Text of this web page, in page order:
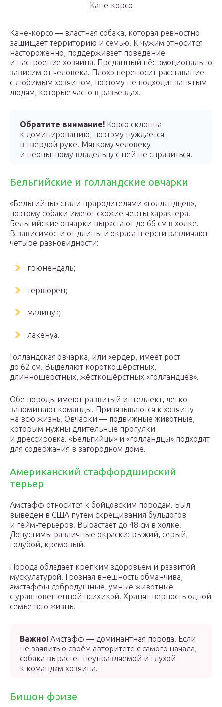
Кане-корсо
Кане-корсо — властная собака, которая ревностно
защищает территорию и семью. К чужим относится
настороженно, поддерживает поведение
и настроение хозяина. Преданный пёс эмоционально
зависим от человека. Плохо переносит расставание
с любимым хозяином, поэтому не подходит занятым
людям, которые часто в разъездах.
Обратите внимание! Корсо склонна
к доминированию, поэтому нуждается
в твёрдой руке. Мягкому человеку
и неопытному владельцу с ней не справиться.
Бельгийские и голландские овчарки
«Бельгийцы» стали прародителями «голландцев»,
поэтому собаки имеют схожие черты характера.
Бельгийские овчарки вырастают до 66 см в холке.
В зависимости от длины и окраса шерсти различают
четыре разновидности:
грюнендаль;
тервюрен;
малинуа;
лакенуа.
Голландская овчарка, или хердер, имеет рост
до 62 см. Выделяют короткошёрстных,
длинношёрстных, жёсткошёрстных «голландцев».
Обе породы имеют развитый интеллект, легко
запоминают команды. Привязываются к хозяину
на всю жизнь. Овчарки — подвижные животные,
которым нужны длительные прогулки
и дрессировка. «Бельгийцы» и «голландцы» подходят
для содержания в загородном доме.
Американский стаффордширский
терьер
Амстафф относится к бойцовским породам. Был
выведен в США путём скрещивания бульдогов
и гейм-терьеров. Вырастает до 48 см в холке.
Допустимы различные окраски: рыжий, серый,
голубой, кремовый.
Порода обладает крепким здоровьем и развитой
мускулатурой. Грозная внешность обманчива,
амстаффы добродушные, умные животные
с уравновешенной психикой. Хранят верность одной
семье всю жизнь.
Важно! Амстафф — доминантная порода. Если
не заявить о своём авторитете с самого начала,
собака вырастет неуправляемой и глухой
к командам хозяина.
Бишон фризе